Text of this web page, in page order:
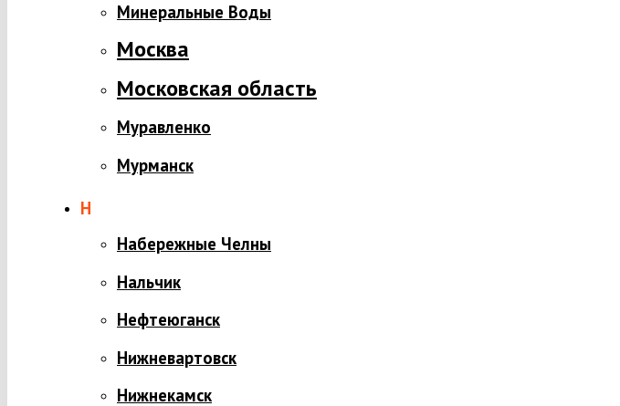
Минеральные Воды
Москва
Московская область
Муравленко
Мурманск
Н
Набережные Челны
Нальчик
Нефтеюганск
Нижневартовск
Нижнекамск